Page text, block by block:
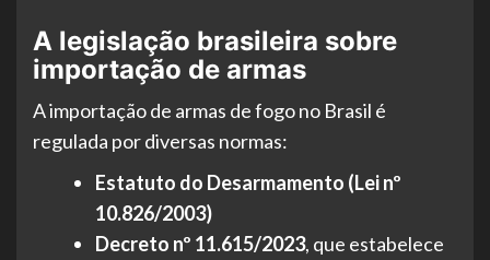
A legislação brasileira sobre
importação de armas
A importação de armas de fogo no Brasil é
regulada por diversas normas:
Estatuto do Desarmamento (Lei nº
10.826/2003)
Decreto nº 11.615/2023, que estabelece